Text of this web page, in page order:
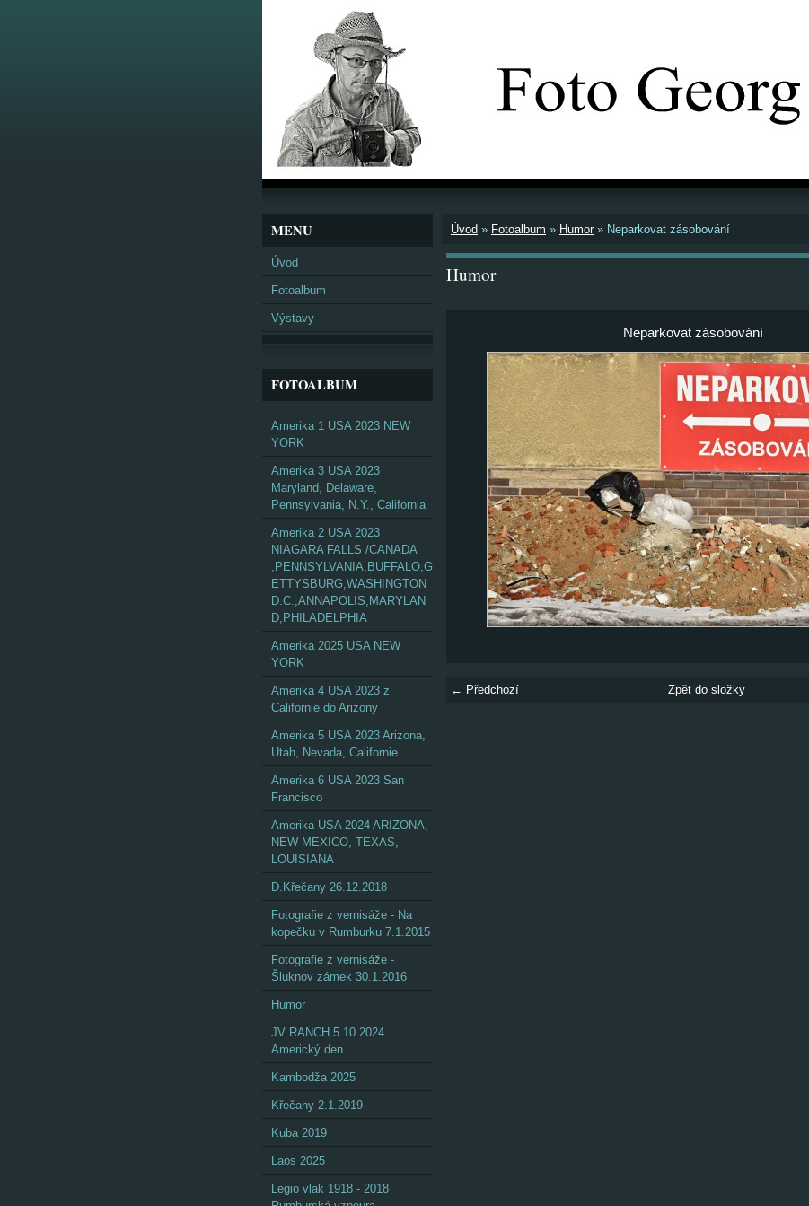
Úvod » Fotoalbum » Humor » Neparkovat zásobování
Humor
Neparkovat zásobování
← Předchozí Zpět do složky
MENU
Úvod
Fotoalbum
Výstavy
FOTOALBUM
Amerika 1 USA 2023 NEW
YORK
Amerika 3 USA 2023
Maryland, Delaware,
Pennsylvania, N.Y., California
Amerika 2 USA 2023
NIAGARA FALLS /CANADA
,PENNSYLVANIA,BUFFALO,G
ETTYSBURG,WASHINGTON
D.C.,ANNAPOLIS,MARYLAN
D,PHILADELPHIA
Amerika 2025 USA NEW
YORK
Amerika 4 USA 2023 z
Californie do Arizony
Amerika 5 USA 2023 Arizona,
Utah, Nevada, Californie
Amerika 6 USA 2023 San
Francisco
Amerika USA 2024 ARIZONA,
NEW MEXICO, TEXAS,
LOUISIANA
D.Křečany 26.12.2018
Fotografie z vernisáže - Na
kopečku v Rumburku 7.1.2015
Fotografie z vernisáže -
Šluknov zámek 30.1.2016
Humor
JV RANCH 5.10.2024
Americký den
Kambodža 2025
Křečany 2.1.2019
Kuba 2019
Laos 2025
Legio vlak 1918 - 2018